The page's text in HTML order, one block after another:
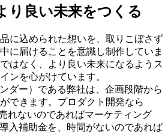
り良い未来をつくる
に込められた想いを、取りこぼさず
に届けることを意識し制作していま
はなく、より良い未来になるようス
ンを心がけています。
ダー）である弊社は、企画段階から
できます。プロダクト開発なら
れないのであればマーケティング
入補助金を、時間がないのであれば